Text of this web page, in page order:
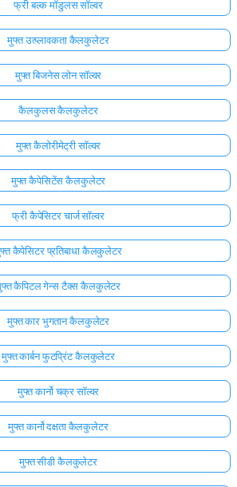
फ्री बल्क मॉडुलस सॉल्वर
मुफ्त उत्प्लावकता कैलकुलेटर
मुफ्त बिजनेस लोन सॉल्वर
कैलकुलस कैलकुलेटर
मुफ्त कैलोरीमेट्री सॉल्वर
मुफ्त कैपेसिटेंस कैलकुलेटर
फ्री कैपेसिटर चार्ज सॉल्वर
कैपेसिटर प्रतिबाधा कैलकुलेटर
कैपिटल गेन्स टैक्स कैलकुलेटर
मुफ्त कार भुगतान कैलकुलेटर
मुफ्त कार्बन फुटप्रिंट कैलकुलेटर
मुफ्त कार्नो चक्र सॉल्वर
मुफ्त कार्नो दक्षता कैलकुलेटर
मुफ्त सीडी कैलकुलेटर